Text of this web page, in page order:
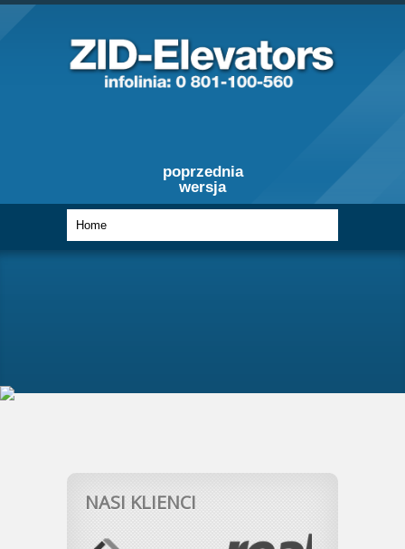
poprzednia
wersja
NASI KLIENCI